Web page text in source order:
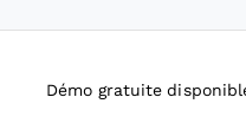
Démo gratuite